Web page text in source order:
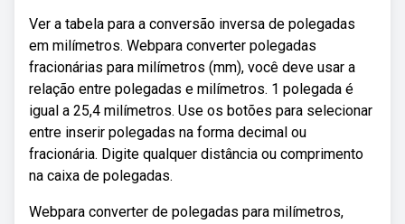
Ver a tabela para a conversão inversa de polegadas
em milímetros. Webpara converter polegadas
fracionárias para milímetros (mm), você deve usar a
relação entre polegadas e milímetros. 1 polegada é
igual a 25,4 milímetros. Use os botões para selecionar
entre inserir polegadas na forma decimal ou
fracionária. Digite qualquer distância ou comprimento
na caixa de polegadas.
Webpara converter de polegadas para milímetros,